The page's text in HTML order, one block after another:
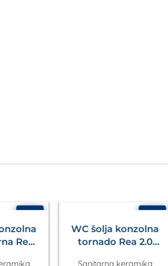
Rea
WC šolja konzolna
tornado Rea 2.0
Sanitarna keramika